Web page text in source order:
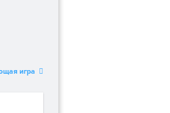
игра